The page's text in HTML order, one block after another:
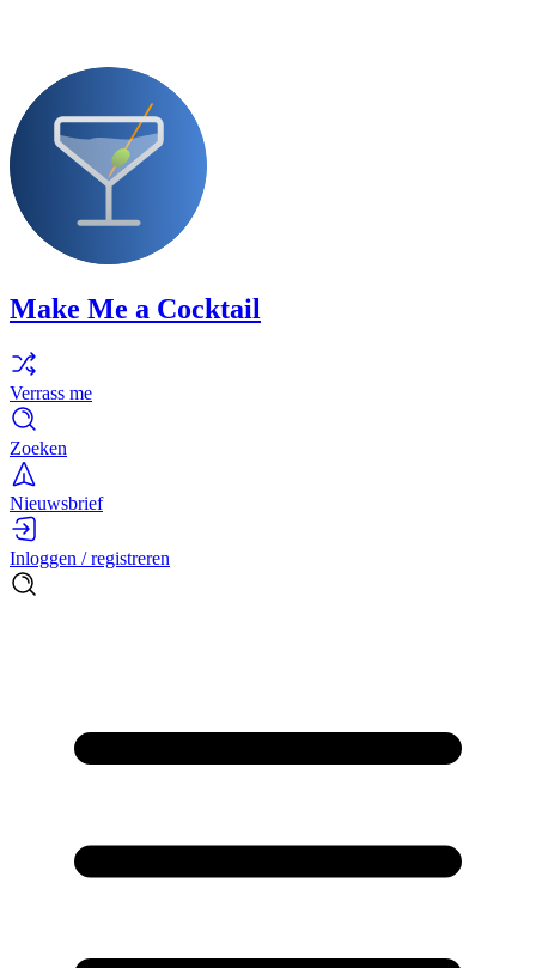
Make Me a Cocktail
Verrass me
Zoeken
Nieuwsbrief
Inloggen / registreren